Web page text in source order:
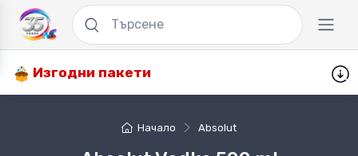
Изгодни пакети
Начало Absolut